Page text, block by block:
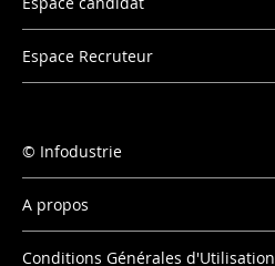
Espace Recruteur
Infodustrie
A propos
Conditions Générales d'Utilisation